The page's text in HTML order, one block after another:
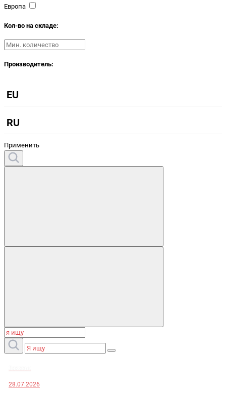
Европа
Кол-во на складе:
Производитель:
EU
RU
Применить
28.07.2026